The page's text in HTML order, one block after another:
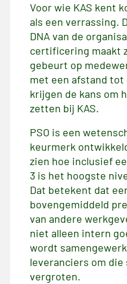
Voor wie KAS kent
als een verrassing.
DNA van de
certificering maakt
gebeurt op
met een afstand
krijgen de kans om
zetten bij KAS.
PSO is een
keurmerk
zien hoe inclusief
3 is het hoogste
Dat betekent dat
bovengemiddeld
van andere
niet alleen intern
wordt
leveranciers om
vergroten.